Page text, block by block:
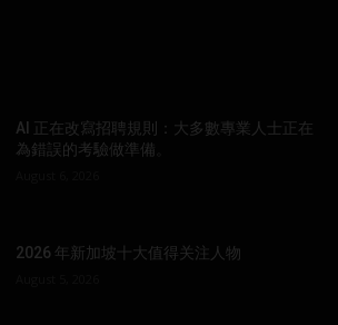
AI 正在改寫招聘規則：大多數專業人士正在
為錯誤的考驗做準備。
2026 年新加坡十大值得关注人物